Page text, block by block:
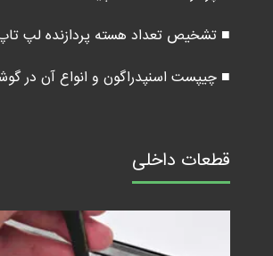
■ تشخیص تعداد هسته پردازنده لپ
■ چیپست اسنپدراگون و انواع آن در
قطعات داخلی